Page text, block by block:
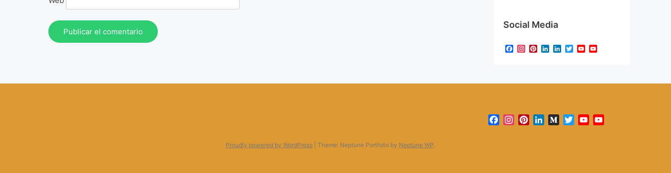
Social Media
Facebook
Instagram
Pinterest
LinkedIn
LinkedIn
TwitterYouTube
Facebook
Instagram
PinterestLinkedInMediumTwitterYouTube
Proudly powered by WordPress Theme: Neptune Portfolio by Neptune WP.